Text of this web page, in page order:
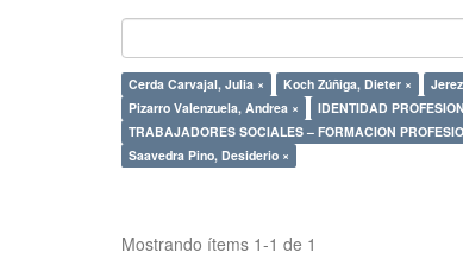
Cerda Carvajal, Julia × Koch Zúñiga, Dieter ×
Pizarro Valenzuela, Andrea ×
IDENTIDAD
TRABAJADORES SOCIALES – FORMACION
Saavedra Pino, Desiderio ×
Mostrando ítems 1-1 de 1